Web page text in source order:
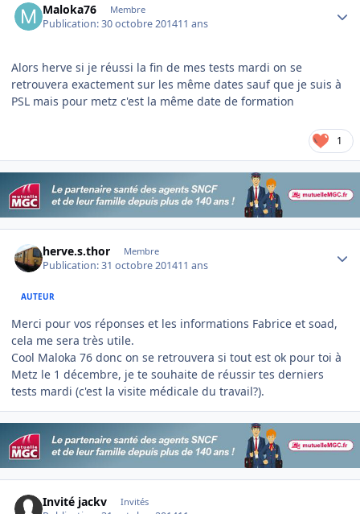
Maloka76 Membre
Publication:30 octobre 201411 ans
Alors herve si je réussi la fin de mes tests mardi on se
retrouvera exactement sur les même dates sauf que je suis à
PSL mais pour metz c'est la même date de formation
1
herve.s.thor Membre
Publication:31 octobre 201411 ans
AUTEUR
Merci pour vos réponses et les informations Fabrice et soad,
cela me sera très utile.
Cool Maloka 76 donc on se retrouvera si tout est ok pour toi à
Metz le 1 décembre, je te souhaite de réussir tes derniers
tests mardi (c'est la visite médicale du travail?).
Invité jackv Invités